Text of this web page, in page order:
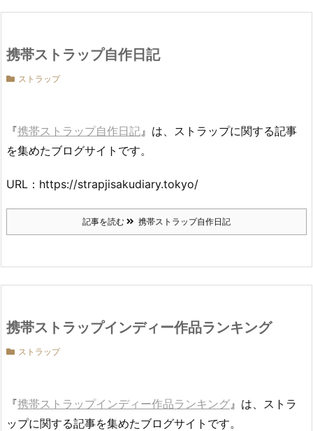
携帯ストラップ自作日記
ストラップ
『携帯ストラップ自作日記 』は、ストラップに関する記事
を集めたブログサイトです。
URL：https://strapjisakudiary.tokyo/
記事を読む 携帯ストラップ自作日記
携帯ストラップインディー作品ランキング
ストラップ
『携帯ストラップインディー作品ランキング』は、ストラ
ップに関する記事を集めたブログサイトです。